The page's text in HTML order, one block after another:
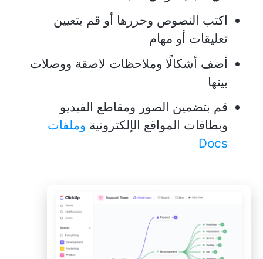
اكتب النصوص وحررها أو قم بتعيين
تعليقات أو مهام
أضف أشكالًا وملاحظات لاصقة ووصلات
بينها
قم بتضمين الصور ومقاطع الفيديو
وبطاقات المواقع الإلكترونية وملفات
Docs